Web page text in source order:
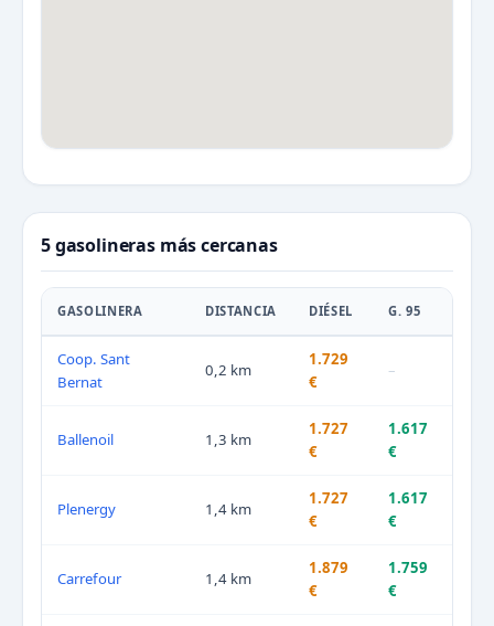
5 gasolineras más cercanas
GASOLINERA DISTANCIA DIÉSEL G. 95
Coop. Sant
Bernat
0,2 km
1.729
€
–
Ballenoil 1,3 km
1.727
€
1.617
€
Plenergy 1,4 km
1.727
€
1.617
€
Carrefour 1,4 km
1.879
€
1.759
€